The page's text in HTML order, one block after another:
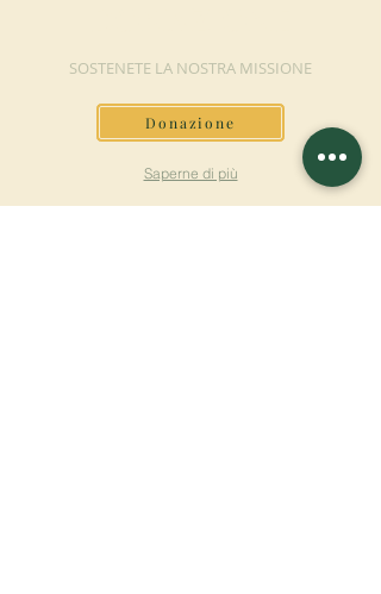
SOSTENETE LA NOSTRA MISSIONE
Donazione
Saperne di più